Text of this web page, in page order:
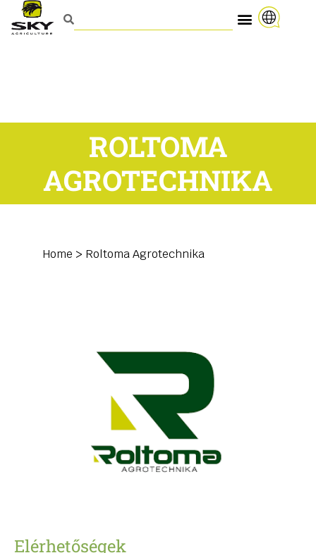
ROLTOMA
AGROTECHNIKA
Home > Roltoma Agrotechnika
Elérhetőségek